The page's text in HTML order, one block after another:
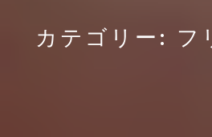
カテゴリー: フ